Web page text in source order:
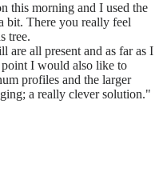
this morning and I used the
bit. There you really feel
tree.
are all present and as far as I
I would also like to
profiles and the larger
a really clever solution."